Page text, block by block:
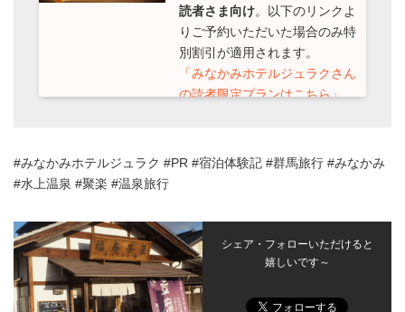
読者さま向け。以下のリンクよ
りご予約いただいた場合のみ特
別割引が適用されます。
「みなかみホテルジュラクさん
の読者限定プランはこちら」
#みなかみホテルジュラク #PR #宿泊体験記 #群馬旅行 #みなかみ
#水上温泉 #聚楽 #温泉旅行
シェア・フォローいただけると
嬉しいです～